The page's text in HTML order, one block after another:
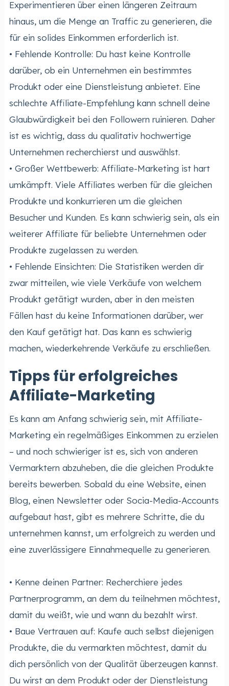
Experimentieren über einen längeren Zeitraum
hinaus, um die Menge an Traffic zu generieren, die
für ein solides Einkommen erforderlich ist.
• Fehlende Kontrolle: Du hast keine Kontrolle
darüber, ob ein Unternehmen ein bestimmtes
Produkt oder eine Dienstleistung anbietet. Eine
schlechte Affiliate-Empfehlung kann schnell deine
Glaubwürdigkeit bei den Followern ruinieren. Daher
ist es wichtig, dass du qualitativ hochwertige
Unternehmen recherchierst und auswählst.
• Großer Wettbewerb: Affiliate-Marketing ist hart
umkämpft. Viele Affiliates werben für die gleichen
Produkte und konkurrieren um die gleichen
Besucher und Kunden. Es kann schwierig sein, als ein
weiterer Affiliate für beliebte Unternehmen oder
Produkte zugelassen zu werden.
• Fehlende Einsichten: Die Statistiken werden dir
zwar mitteilen, wie viele Verkäufe von welchem
Produkt getätigt wurden, aber in den meisten
Fällen hast du keine Informationen darüber, wer
den Kauf getätigt hat. Das kann es schwierig
machen, wiederkehrende Verkäufe zu erschließen.
Tipps für erfolgreiches
Affiliate-Marketing
Es kann am Anfang schwierig sein, mit Affiliate-
Marketing ein regelmäßiges Einkommen zu erzielen
– und noch schwieriger ist es, sich von anderen
Vermarktern abzuheben, die die gleichen Produkte
bereits bewerben. Sobald du eine Website, einen
Blog, einen Newsletter oder Socia-Media-Accounts
aufgebaut hast, gibt es mehrere Schritte, die du
unternehmen kannst, um erfolgreich zu werden und
eine zuverlässigere Einnahmequelle zu generieren.
• Kenne deinen Partner: Recherchiere jedes
Partnerprogramm, an dem du teilnehmen möchtest,
damit du weißt, wie und wann du bezahlt wirst.
• Baue Vertrauen auf: Kaufe auch selbst diejenigen
Produkte, die du vermarkten möchtest, damit du
dich persönlich von der Qualität überzeugen kannst.
Du wirst an dem Produkt oder der Dienstleistung